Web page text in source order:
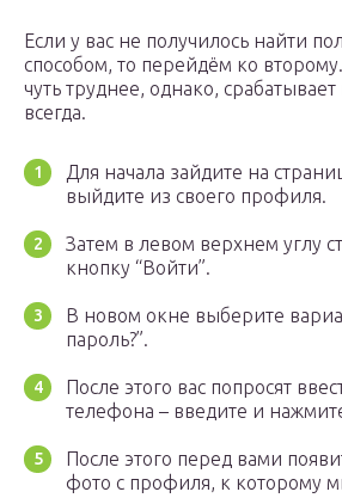
Если у вас не получилось найти
способом, то перейдём ко
чуть труднее, однако,
всегда.
Для начала зайдите на
выйдите из своего профиля.
Затем в левом верхнем углу
кнопку “Войти”.
В новом окне выберите
пароль?”.
После этого вас попросят
телефона – введите и
После этого перед вами
фото с профиля, к которому